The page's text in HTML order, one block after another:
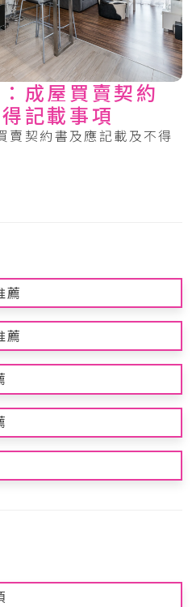
成屋買賣契約
記載事項
賣契約書及應記載及不得
薦
薦